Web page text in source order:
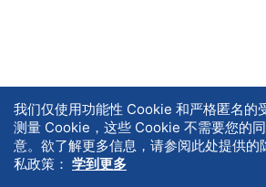
我们仅使用功能性 Cookie 和严格匿名的
测量 Cookie，这些 Cookie 不需要您的同
意。欲了解更多信息，请参阅此处提供的
私政策： 学到更多